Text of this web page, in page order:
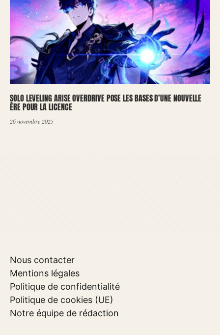
SOLO LEVELING ARISE OVERDRIVE POSE LES BASES D’UNE NOUVELLE
ÈRE POUR LA LICENCE
26 novembre 2025
Nous contacter
Mentions légales
Politique de confidentialité
Politique de cookies (UE)
Notre équipe de rédaction